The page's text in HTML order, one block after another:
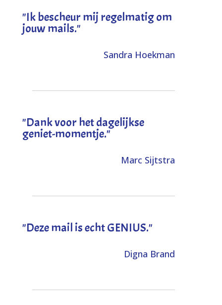
"Ik bescheur mij regelmatig om
jouw mails."
Sandra Hoekman
"Dank voor het dagelijkse
geniet-momentje."
Marc Sijtstra
"Deze mail is echt GENIUS."
Digna Brand